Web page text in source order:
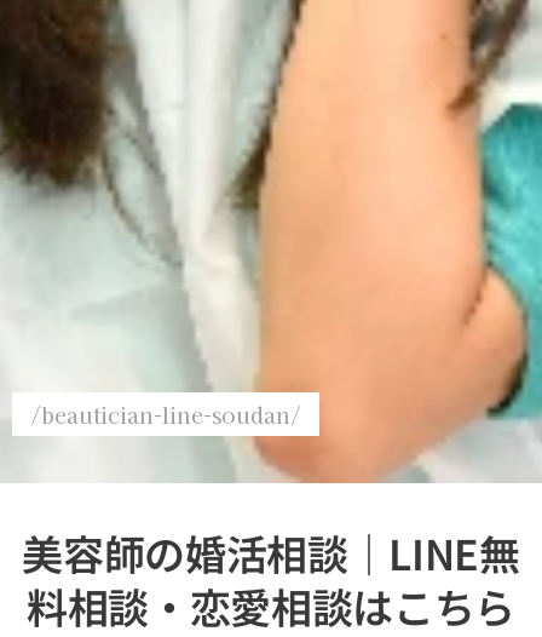
/beautician-line-soudan/
美容師の婚活相談｜LINE無
料相談・恋愛相談はこちら